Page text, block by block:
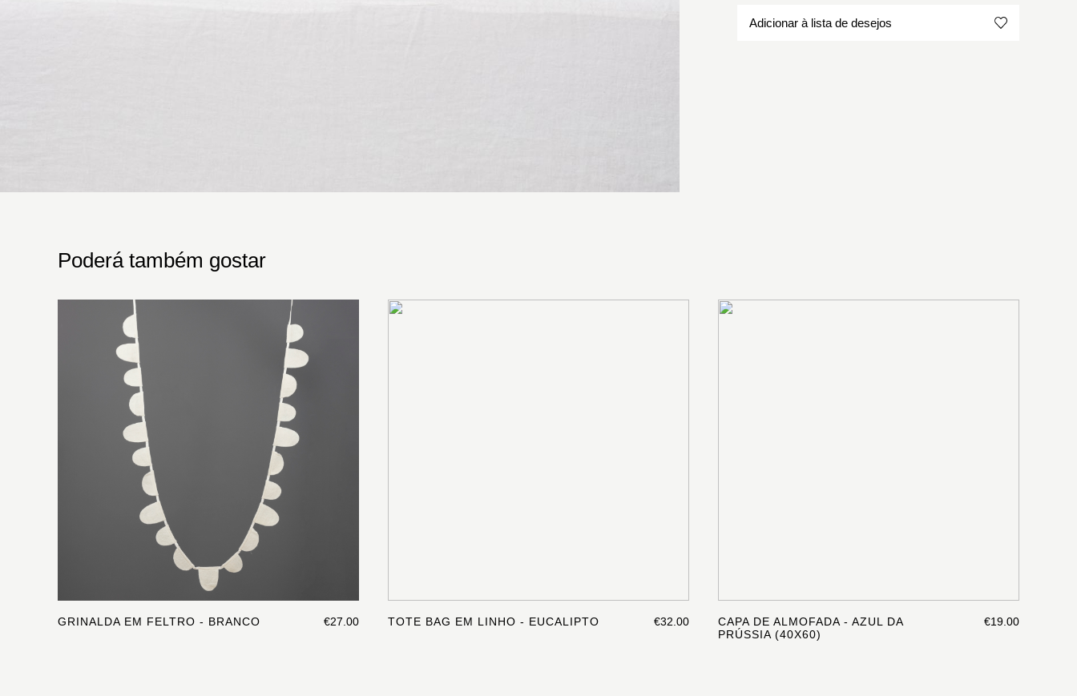
Adicionar à lista de desejos
Poderá também gostar
GRINALDA EM FELTRO - BRANCO €27.00 TOTE BAG EM LINHO - EUCALIPTO €32.00
CAPA DE ALMOFADA - AZUL DA
PRÚSSIA (40X60)
€19.00